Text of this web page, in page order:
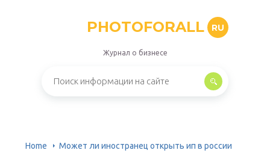
PHOTOFORALL RU
Журнал о бизнесе
Home Может ли иностранец открыть ип в россии